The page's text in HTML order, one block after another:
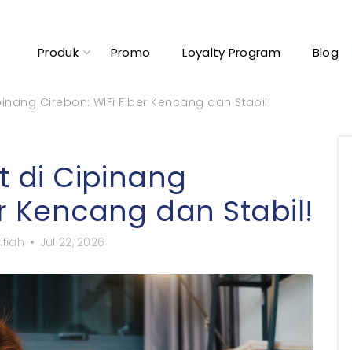
Produk Promo Loyalty Program Blog
Cirebon: WiFi Fiber Kencang dan Stabil!
di Cipinang
Kencang dan Stabil!
Jul 22, 2026